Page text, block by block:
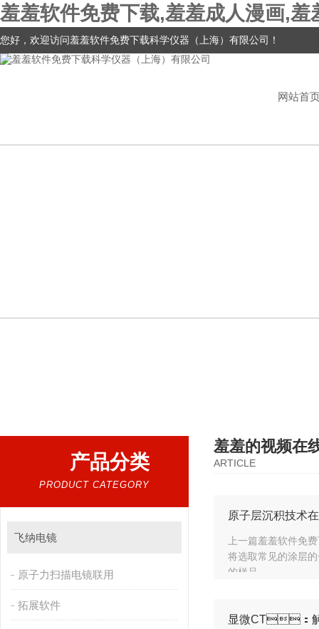
羞羞软件免费下载,羞羞成人漫画,
您好，欢迎访问羞羞软件免费下载科学仪器（上海）有限公司！
网站首
产品分类
PRODUCT CATEGORY
飞纳电镜
原子力扫描电镜联用
拓展软件
羞羞的视频在
ARTICLE
原子层沉积技术在
上一篇羞羞软件免
将选取常见的涂层的
的样品...
显微CT：解